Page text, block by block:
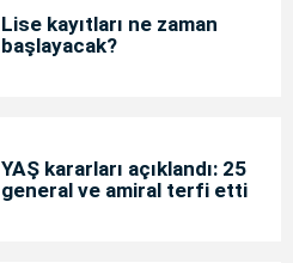
Lise kayıtları ne zaman
başlayacak?
YAŞ kararları açıklandı: 25
general ve amiral terfi etti